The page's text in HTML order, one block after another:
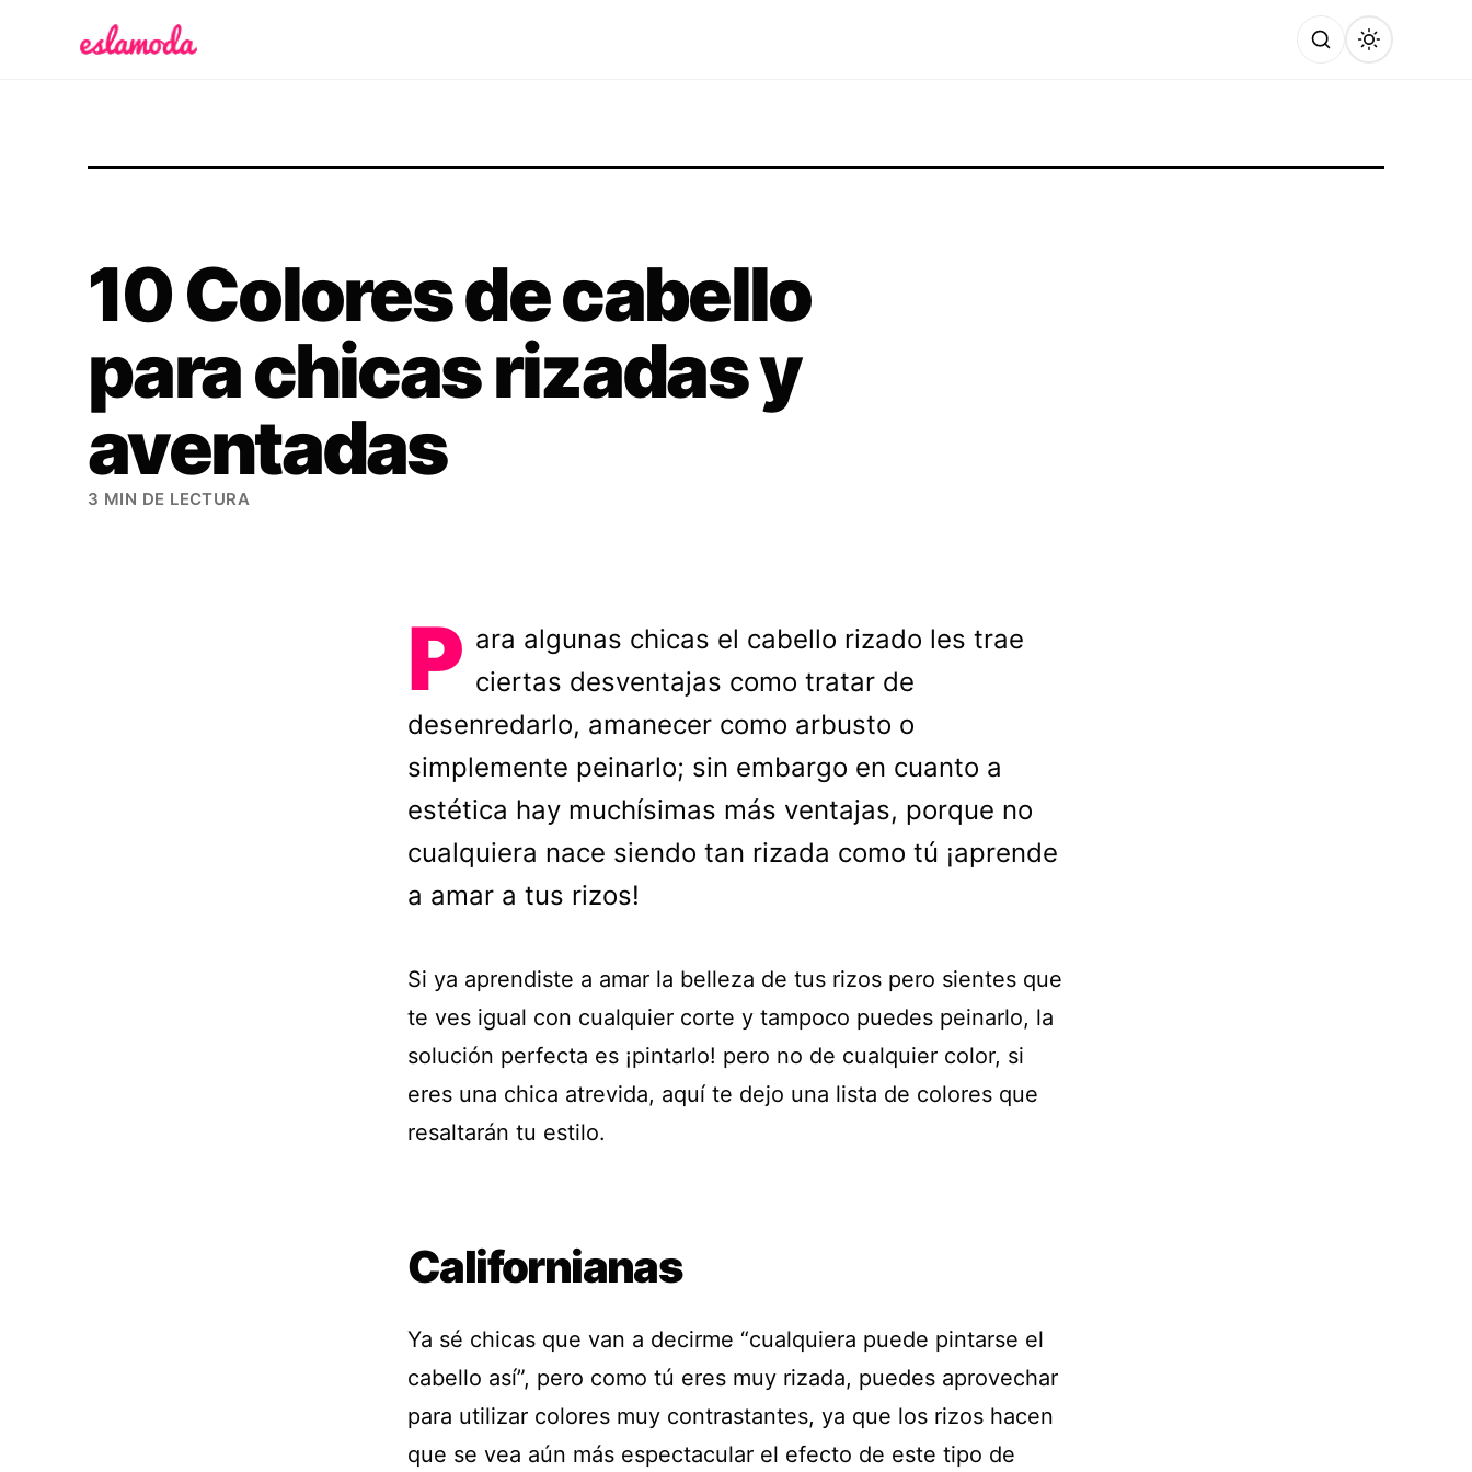
10 Colores de cabello
para chicas rizadas y
aventadas
3 MIN DE LECTURA
P ara algunas chicas el cabello rizado les trae
ciertas desventajas como tratar de
desenredarlo, amanecer como arbusto o
simplemente peinarlo; sin embargo en cuanto a
estética hay muchísimas más ventajas, porque no
cualquiera nace siendo tan rizada como tú ¡aprende
a amar a tus rizos!
Si ya aprendiste a amar la belleza de tus rizos pero sientes que
te ves igual con cualquier corte y tampoco puedes peinarlo, la
solución perfecta es ¡pintarlo! pero no de cualquier color, si
eres una chica atrevida, aquí te dejo una lista de colores que
resaltarán tu estilo.
Californianas
Ya sé chicas que van a decirme “cualquiera puede pintarse el
cabello así”, pero como tú eres muy rizada, puedes aprovechar
para utilizar colores muy contrastantes, ya que los rizos hacen
que se vea aún más espectacular el efecto de este tipo de